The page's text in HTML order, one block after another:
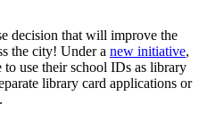
decision that will improve the
the city! Under a new initiative,
to use their school IDs as library
library card applications or